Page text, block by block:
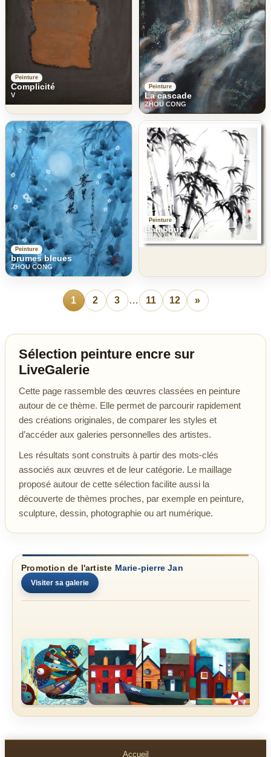
Peinture
Complicité
V
Peinture
La cascade
ZHOU CONG
Peinture
brumes bleues
ZHOU CONG
Peinture
Bambous
encre-zen
1 2 3 … 11 12 »
Sélection peinture encre sur
LiveGalerie
Cette page rassemble des œuvres classées en peinture
autour de ce thème. Elle permet de parcourir rapidement
des créations originales, de comparer les styles et
d’accéder aux galeries personnelles des artistes.
Les résultats sont construits à partir des mots-clés
associés aux œuvres et de leur catégorie. Le maillage
proposé autour de cette sélection facilite aussi la
découverte de thèmes proches, par exemple en peinture,
sculpture, dessin, photographie ou art numérique.
Promotion de l'artiste Marie-pierre Jan
Visiter sa galerie
Accueil